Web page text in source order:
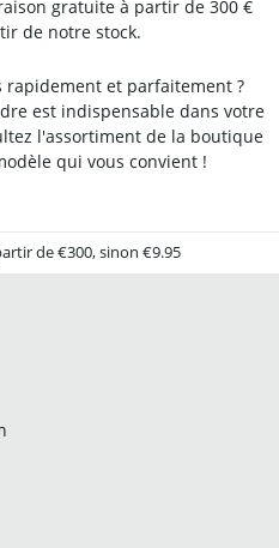
gratuite à partir de 300 €
de notre stock.
rapidement et parfaitement ?
est indispensable dans votre
l'assortiment de la boutique
qui vous convient !
de €300, sinon €9.95